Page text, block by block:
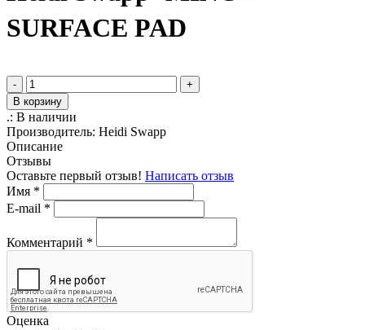
SURFACE PAD
-
+
В корзину
.: В наличии
Производитель: Heidi Swapp
Описание
Отзывы
Оставьте первый отзыв! Написать отзыв
Имя *
E-mail *
Комментарий *
Оценка